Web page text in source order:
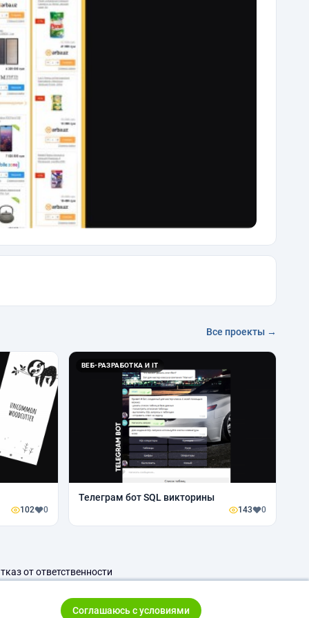
Все проекты →
102 0
ВЕБ-РАЗРАБОТКА И IT
Телеграм бот SQL викторины
143 0
от ответственности
Соглашаюсь с условиями